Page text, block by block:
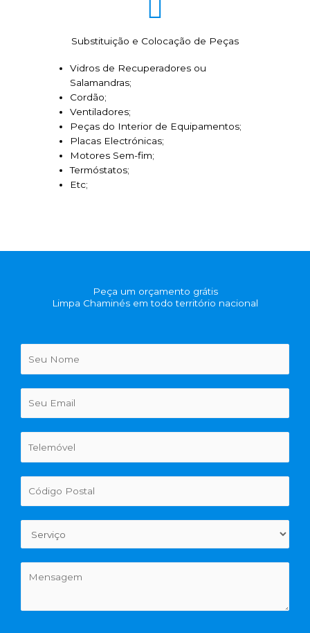
Substituição e Colocação de Peças
Vidros de Recuperadores ou
Salamandras;
Cordão;
Ventiladores;
Peças do Interior de Equipamentos;
Placas Electrónicas;
Motores Sem-fim;
Termóstatos;
Etc;
Peça um orçamento grátis
Limpa Chaminés em todo território nacional